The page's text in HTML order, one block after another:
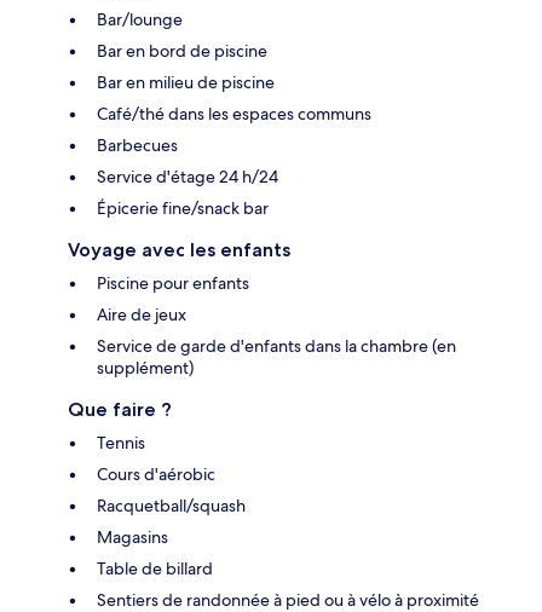
Bar/lounge
Bar en bord de piscine
Bar en milieu de piscine
Café/thé dans les espaces communs
Barbecues
Service d'étage 24 h/24
Épicerie fine/snack bar
Voyage avec les enfants
Piscine pour enfants
Aire de jeux
Service de garde d'enfants dans la chambre (en
supplément)
Que faire ?
Tennis
Cours d'aérobic
Racquetball/squash
Magasins
Table de billard
Sentiers de randonnée à pied ou à vélo à proximité